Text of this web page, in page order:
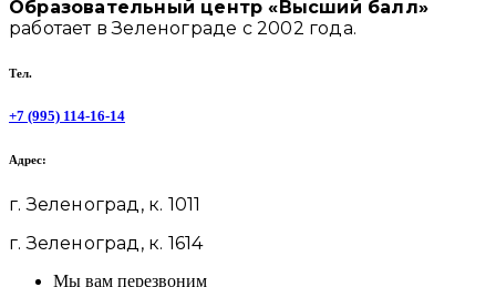
Образовательный центр «Высший балл»
работает в Зеленограде с 2002 года.
Тел.
+7 (995) 114-16-14
Адрес:
г. Зеленоград, к. 1011
г. Зеленоград, к. 1614
Мы вам перезвоним